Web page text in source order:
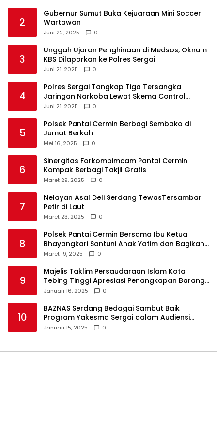
2
Gubernur Sumut Buka Kejuaraan Mini Soccer
Wartawan
Juni 22, 2025 0
3
Unggah Ujaran Penghinaan di Medsos, Oknum
KBS Dilaporkan ke Polres Sergai
Juni 21, 2025 0
4
Polres Sergai Tangkap Tiga Tersangka
Jaringan Narkoba Lewat Skema Control
Delivery
Juni 21, 2025 0
5
Polsek Pantai Cermin Berbagi Sembako di
Jumat Berkah
Mei 16, 2025 0
6
Sinergitas Forkompimcam Pantai Cermin
Kompak Berbagi Takjil Gratis
Maret 29, 2025 0
7
Nelayan Asal Deli Serdang TewasTersambar
Petir di Laut
Maret 23, 2025 0
8
Polsek Pantai Cermin Bersama Ibu Ketua
Bhayangkari Santuni Anak Yatim dan Bagikan
Takjil
Maret 19, 2025 0
9
Majelis Taklim Persaudaraan Islam Kota
Tebing Tinggi Apresiasi Penangkapan Barang
Haram
Januari 16, 2025 0
10
BAZNAS Serdang Bedagai Sambut Baik
Program Yakesma Sergai dalam Audiensi
Perkenalan Pengurus Baru
Januari 15, 2025 0